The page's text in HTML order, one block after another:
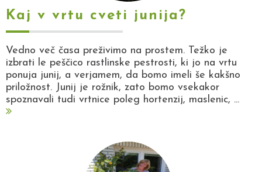
Kaj v vrtu cveti junija?
Vedno več časa preživimo na prostem. Težko je
izbrati le peščico rastlinske pestrosti, ki jo na vrtu
ponuja junij, a verjamem, da bomo imeli še kakšno
priložnost. Junij je rožnik, zato bomo vsekakor
spoznavali tudi vrtnice poleg hortenzij, maslenic, ...